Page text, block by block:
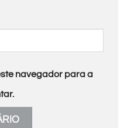
navegador para a